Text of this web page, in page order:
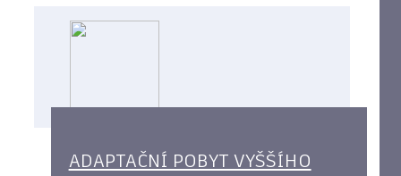
ADAPTAČNÍ POBYT VYŠŠÍHO